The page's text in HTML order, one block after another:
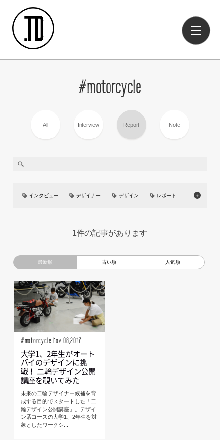
#motorcycle
All Interview Report Note
＋
インタビュー デザイナー デザイン レポート
美大生 UXデザイン
電動キックスクーター CAR STYLING TomMatano
キッズデザイン Mazda
秋田公立美術大学 編集部トーク
1件の記事があります
#motorcycle Nov 08,2017
大学1、2年生がオート
バイのデザインに挑
戦！ 二輪デザイン公開
講座を覗いてみた
未来の二輪デザイナー候補を育
成する目的でスタートした「二
輪デザイン公開講座」。デザイ
ン系コースの大学1、2年生を対
象としたワークシ...